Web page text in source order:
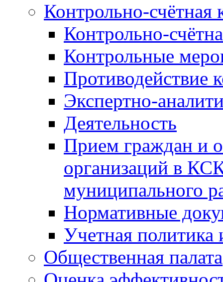
Контрольно-счётная
Контрольно-
Контрольные
Противодействие
Экспертно-
Деятельность
Прием граждан и
организаций в
муниципального
Нормативные
Учетная политика
Общественная палата